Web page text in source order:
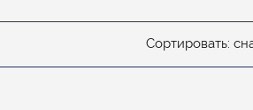
Сортировать: